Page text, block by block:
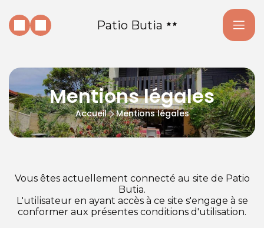
Patio Butia
Mentions légales
Accueil Mentions légales
Vous êtes actuellement connecté au site de Patio
Butia.
L'utilisateur en ayant accès à ce site s'engage à se
conformer aux présentes conditions d'utilisation.